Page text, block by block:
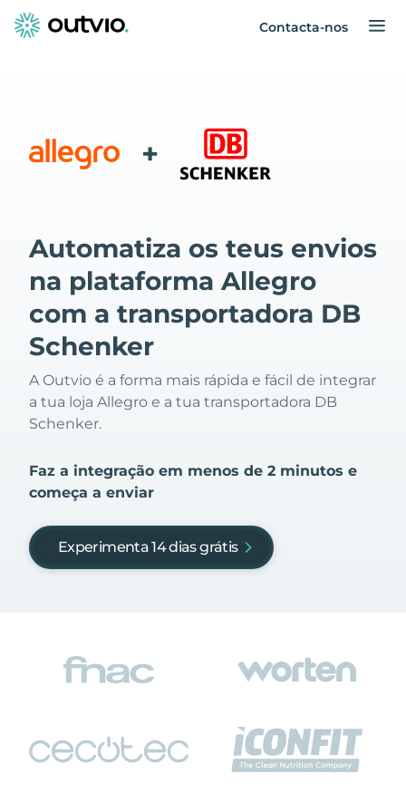
Contacta-nos
+
Automatiza os teus envios
na plataforma Allegro
com a transportadora DB
Schenker
A Outvio é a forma mais rápida e fácil de integrar
a tua loja Allegro e a tua transportadora DB
Schenker.
Faz a integração em menos de 2 minutos e
começa a enviar
Experimenta 14 dias grátis